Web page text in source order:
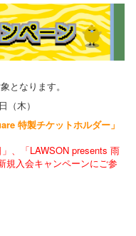
となります。
（木）
特製チケットホルダー」
、「LAWSON presents 雨
規入会キャンペーンにご参